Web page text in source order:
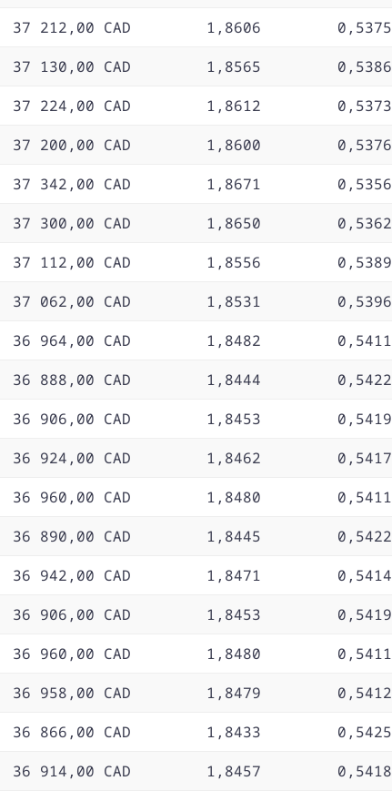
37 212,00 CAD 1,8606
0,5375
37 130,00 CAD 1,8565
0,5386
37 224,00 CAD 1,8612
0,5373
37 200,00 CAD 1,8600
0,5376
37 342,00 CAD 1,8671
0,5356
37 300,00 CAD 1,8650
0,5362
37 112,00 CAD 1,8556
0,5389
37 062,00 CAD 1,8531
0,5396
36 964,00 CAD 1,8482
0,5411
36 888,00 CAD 1,8444
0,5422
36 906,00 CAD 1,8453
0,5419
36 924,00 CAD 1,8462
0,5417
36 960,00 CAD 1,8480
0,5411
36 890,00 CAD 1,8445
0,5422
36 942,00 CAD 1,8471
0,5414
36 906,00 CAD 1,8453
0,5419
36 960,00 CAD 1,8480
0,5411
36 958,00 CAD 1,8479
0,5412
36 866,00 CAD 1,8433
0,5425
36 914,00 CAD 1,8457 0,5418